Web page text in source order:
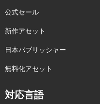
公式セール
新作アセット
日本パブリッシャー
無料化アセット
対応言語